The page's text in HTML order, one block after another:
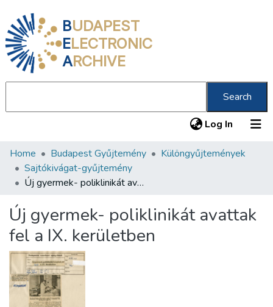
BUDAPEST
ELECTRONIC
ARCHIVE
Search
Log In (current)
Communities & Collections
All of DSpace
Statistics
About us
Home Budapest Gyűjtemény
Különgyűjtemények
Sajtókivágat-gyűjtemény
Új gyermek- poliklinikát avattak fel a IX. kerületben
Új gyermek- poliklinikát avattak
fel a IX. kerületben